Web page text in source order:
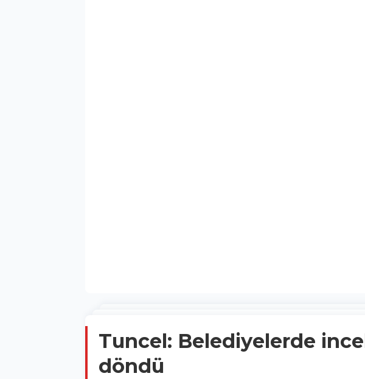
Tuncel: Belediyelerde
döndü